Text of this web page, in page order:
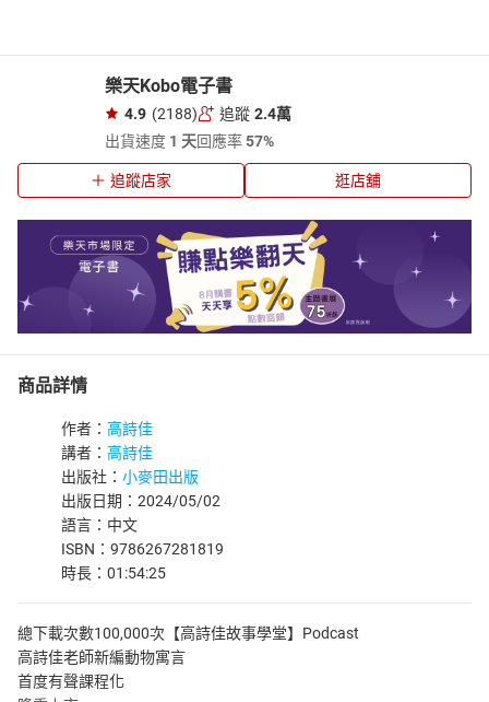
樂天Kobo電子書
4.9 (2188) 追蹤 2.4萬
出貨速度 1 天回應率57%
追蹤店家 逛店舖
商品詳情
作者： 高詩佳
講者： 高詩佳
出版社： 小麥田出版
出版日期：2024/05/02
語言：中文
ISBN：9786267281819
時長：01:54:25
總下載次數100,000次【高詩佳故事學堂】Podcast
高詩佳老師新編動物寓言
首度有聲課程化